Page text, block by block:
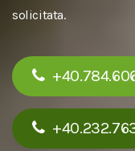
solicitata.